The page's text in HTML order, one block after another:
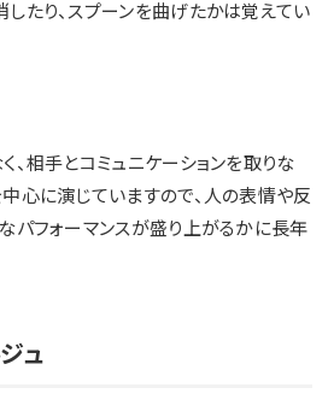
たり、スプーンを曲げたかは覚えてい
、相手とコミュニケーションを取りな
心に演じていますので、人の表情や反
パフォーマンスが盛り上がるかに長年
ュ